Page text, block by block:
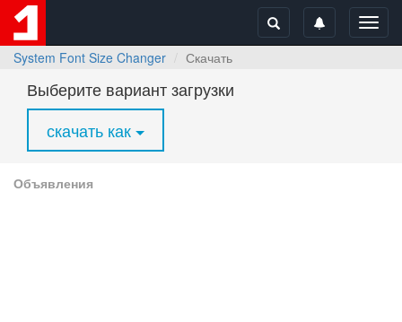
System Font Size Changer
Скачать
Выберите вариант загрузки
скачать как
Объявления